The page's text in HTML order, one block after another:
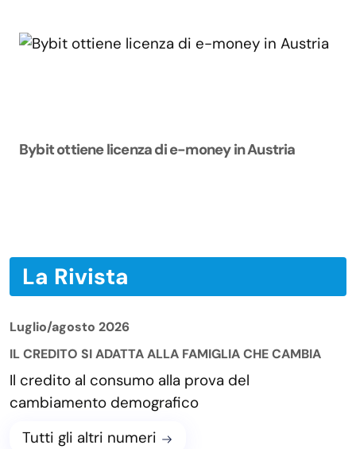
Bybit ottiene licenza di e-money in Austria
La Rivista
Luglio/agosto 2026
IL CREDITO SI ADATTA ALLA FAMIGLIA CHE CAMBIA
Il credito al consumo alla prova del
cambiamento demografico
Tutti gli altri numeri